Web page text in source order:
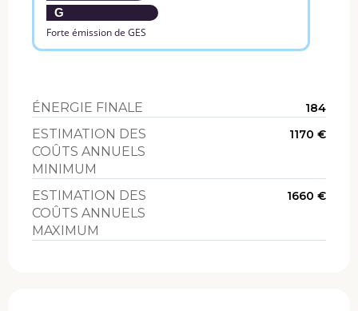
G
Forte émission de GES
ÉNERGIE FINALE 184
ESTIMATION DES
COÛTS ANNUELS
MINIMUM
1170 €
ESTIMATION DES
COÛTS ANNUELS
MAXIMUM
1660 €